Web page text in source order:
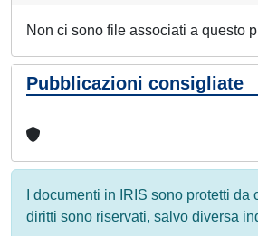
Non ci sono file associati a questo
Pubblicazioni consigliate
I documenti in IRIS sono protetti da
diritti sono riservati, salvo diversa